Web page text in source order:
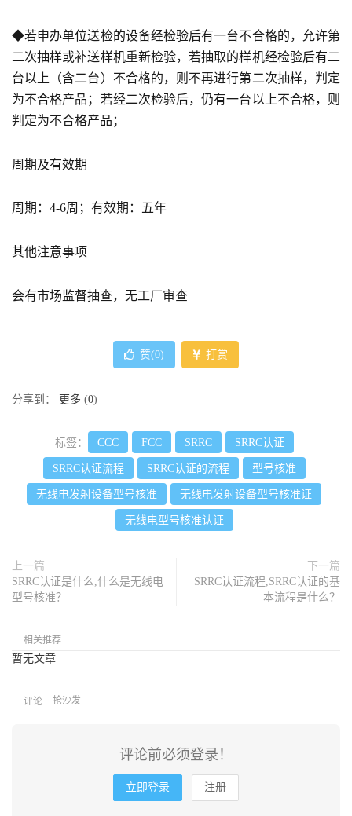
◆若申办单位送检的设备经检验后有一台不合格的，允许第
二次抽样或补送样机重新检验，若抽取的样机经检验后有二
台以上（含二台）不合格的，则不再进行第二次抽样，判定
为不合格产品；若经二次检验后，仍有一台以上不合格，则
判定为不合格产品；
周期及有效期
周期：4-6周；有效期：五年
其他注意事项
会有市场监督抽查，无工厂审查
赞(0) 打赏
分享到： 更多 (0)
标签： CCC FCC SRRC SRRC认证
SRRC认证流程 SRRC认证的流程 型号核准
无线电发射设备型号核准 无线电发射设备型号核准证
无线电型号核准认证
上一篇
SRRC认证是什么,什么是无线电
型号核准？
下一篇
SRRC认证流程,SRRC认证的基
本流程是什么？
相关推荐
暂无文章
评论 抢沙发
评论前必须登录！
立即登录 注册